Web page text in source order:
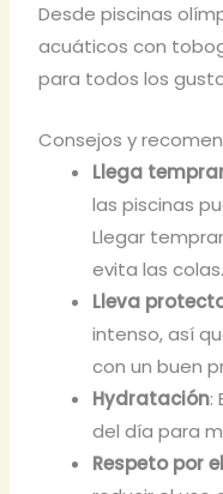
Desde piscinas
acuáticos con
para todos los
Consejos y
Llega
las piscinas
Llegar
evita las colas.
Lleva
intenso, así
con un buen
Hydratación:
del día para
Respeto por